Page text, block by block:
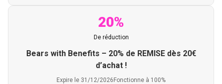
20%
De réduction
Bears with Benefits – 20% de REMISE dès 20€
d’achat !
Expire le 31/12/2026 Fonctionne à 100%